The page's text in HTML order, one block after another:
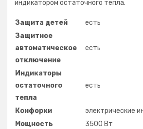
индикатором остаточного тепла.
Защита детей
есть
Защитное
автоматическое
отключение
есть
Индикаторы
остаточного
тепла
есть
Конфорки
электрические
Мощность
3500 Вт